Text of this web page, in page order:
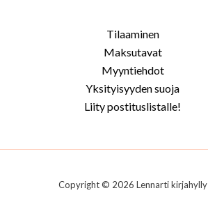
Tilaaminen
Maksutavat
Myyntiehdot
Yksityisyyden suoja
Liity postituslistalle!
Copyright © 2026 Lennarti kirjahylly